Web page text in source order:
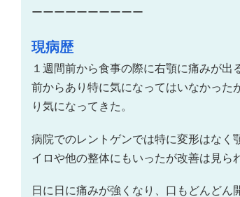
ーーーーーーーーーー
現病歴
１週間前から食事の際に右顎に痛みが
前からあり特に気になってはいなかった
り気になってきた。
病院でのレントゲンでは特に変形はなく
イロや他の整体にもいったが改善は見ら
日に日に痛みが強くなり、口もどんど